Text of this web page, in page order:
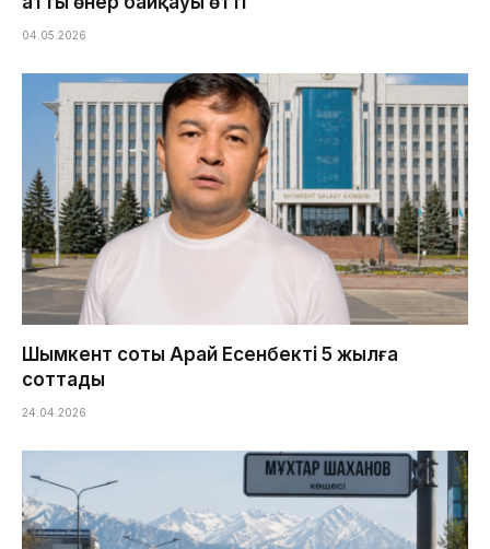
04.05.2026
Шымкент соты Арай Есенбекті 5 жылға
соттады
24.04.2026